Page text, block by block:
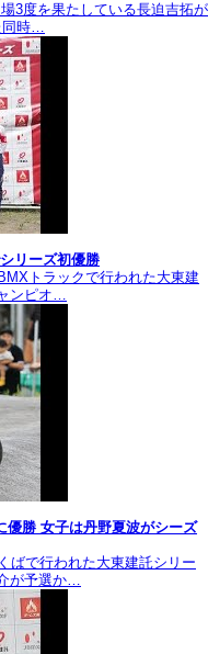
3度を果たしている長迫吉拓が
時…
リーズ初優勝
トラックで行われた大東建
ンピオ…
優勝 女子は丹野夏波がシーズ
ばで行われた大東建託シリー
が予選か…